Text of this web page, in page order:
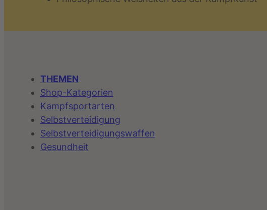
THEMEN
Shop-Kategorien
Kampfsportarten
Selbstverteidigung
Selbstverteidigungswaffen
Gesundheit